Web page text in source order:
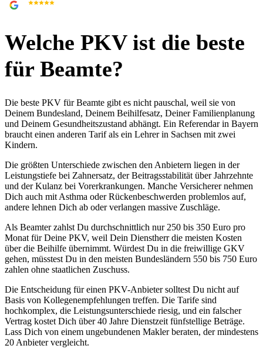
Wie läuft ein Beratungsgespräch zur Beamten-PKV ab?
Welche PKV ist die beste
für Beamte?
Die beste PKV für Beamte gibt es nicht pauschal, weil sie von
Deinem Bundesland, Deinem Beihilfesatz, Deiner Familienplanung
und Deinem Gesundheitszustand abhängt. Ein Referendar in Bayern
braucht einen anderen Tarif als ein Lehrer in Sachsen mit zwei
Kindern.
Die größten Unterschiede zwischen den Anbietern liegen in der
Leistungstiefe bei Zahnersatz, der Beitragsstabilität über Jahrzehnte
und der Kulanz bei Vorerkrankungen. Manche Versicherer nehmen
Dich auch mit Asthma oder Rückenbeschwerden problemlos auf,
andere lehnen Dich ab oder verlangen massive Zuschläge.
Als Beamter zahlst Du durchschnittlich nur 250 bis 350 Euro pro
Monat für Deine PKV, weil Dein Dienstherr die meisten Kosten
über die Beihilfe übernimmt. Würdest Du in die freiwillige GKV
gehen, müsstest Du in den meisten Bundesländern 550 bis 750 Euro
zahlen ohne staatlichen Zuschuss.
Die Entscheidung für einen PKV-Anbieter solltest Du nicht auf
Basis von Kollegenempfehlungen treffen. Die Tarife sind
hochkomplex, die Leistungsunterschiede riesig, und ein falscher
Vertrag kostet Dich über 40 Jahre Dienstzeit fünfstellige Beträge.
Lass Dich von einem ungebundenen Makler beraten, der mindestens
20 Anbieter vergleicht.